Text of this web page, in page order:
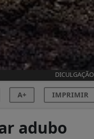
DICULGAÇÃO
A+ IMPRIMIR
adubo